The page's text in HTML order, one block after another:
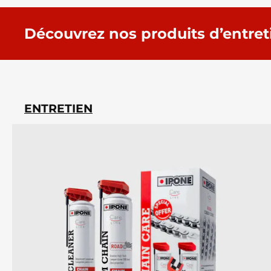
Découvrez nos produits
ENTRETIEN